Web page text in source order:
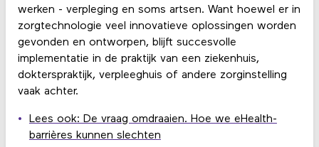
werken - verpleging en soms artsen. Want hoewel er in
zorgtechnologie veel innovatieve oplossingen worden
gevonden en ontworpen, blijft succesvolle
implementatie in de praktijk van een ziekenhuis,
dokterspraktijk, verpleeghuis of andere zorginstelling
vaak achter.
Lees ook: De vraag omdraaien. Hoe we eHealth-
barrières kunnen slechten